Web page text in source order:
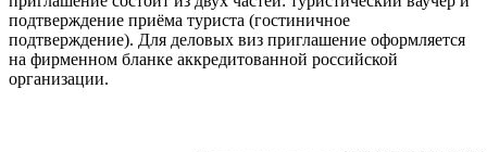
подтверждение приёма туриста (гостиничное
подтверждение). Для деловых виз приглашение оформляется
на фирменном бланке аккредитованной российской
организации.